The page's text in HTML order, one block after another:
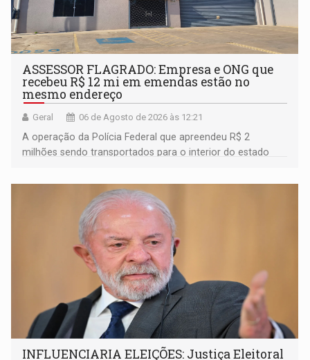
ASSESSOR FLAGRADO: Empresa e ONG que
recebeu R$ 12 mi em emendas estão no
mesmo endereço
Geral 06 de Agosto de 2026 às 12:21
A operação da Polícia Federal que apreendeu R$ 2
milhões sendo transportados para o interior do estado
ligação do suspeito com um deputado federal do União
Brasil por Rondônia
INFLUENCIARIA ELEIÇÕES: Justiça Eleitoral